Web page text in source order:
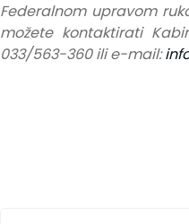
Federalnom upravom
možete kontaktirati
033/563-360 ili e-mail: